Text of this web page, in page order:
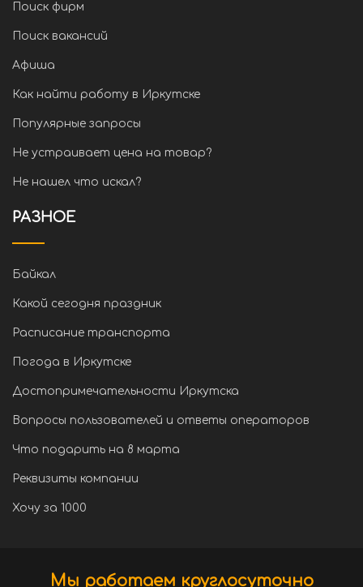
Поиск фирм
Поиск вакансий
Афиша
Как найти работу в Иркутске
Популярные запросы
Не устраивает цена на товар?
Не нашел что искал?
РАЗНОЕ
Байкал
Какой сегодня праздник
Расписание транспорта
Погода в Иркутске
Достопримечательности Иркутска
Вопросы пользователей и ответы операторов
Что подарить на 8 марта
Реквизиты компании
Хочу за 1000
Мы работаем круглосуточно